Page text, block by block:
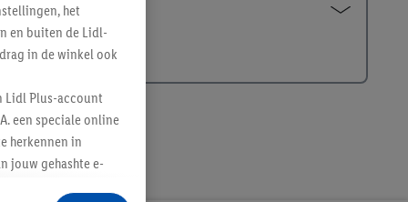
het
en buiten de Lidl-
in de winkel ook
Lidl Plus-account
een speciale online
herkennen in
jouw gehashte e-